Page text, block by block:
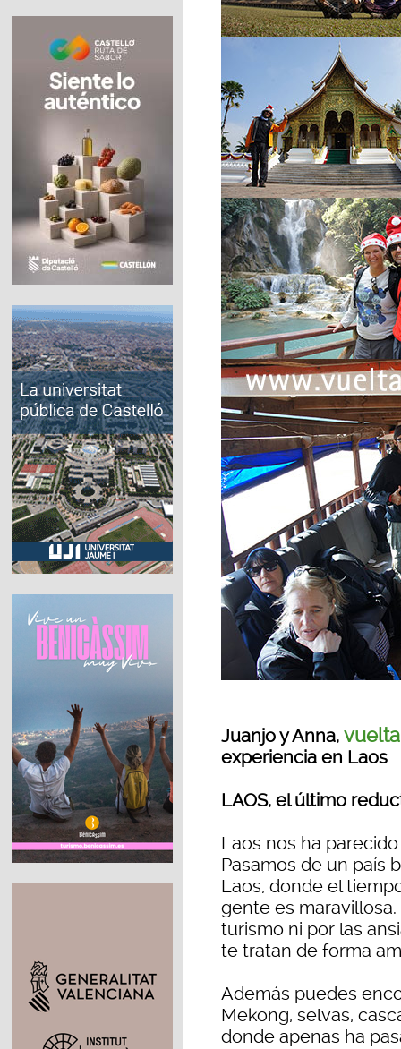
Juanjo y Anna,
experiencia en Laos
LAOS, el último
Laos nos ha
Pasamos de un país
Laos, donde el
gente es
turismo ni por las
te tratan de forma
Además puedes
Mekong, selvas,
donde apenas ha